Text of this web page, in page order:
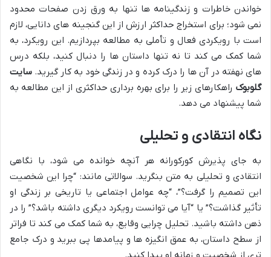
خواندن خاطرات و زندگینامه ها تنها به ورق زدن صفحات محدود
نمی شود؛ برای استخراج حداکثر ارزش از این گنجینه های دانایی، لازم
است با رویکردی فعال و تأملی به مطالعه بپردازیم. این رویکرد، به
شما کمک می کند تا نه تنها داستان ها را دنبال کنید، بلکه درس
های نهفته در آن ها را درک کرده و در زندگی خود به کار گیرید. سایت
گلوبوک راهکارهای زیر را برای بهره برداری حداکثری از این مطالعه به
شما پیشنهاد می دهد.
نگاه انتقادی و تحلیلی
به جای پذیرش کورکورانه هر آنچه خوانده می شود، با نگاهی
انتقادی و تحلیلی به متن بنگرید. سوالاتی مانند: “چرا این شخصیت
این تصمیم را گرفت؟”، “چه عوامل اجتماعی یا تاریخی بر زندگی او
تأثیر گذاشت؟” یا “آیا می توانست رویکرد دیگری داشته باشد؟” را در
ذهن داشته باشید. تحلیل چرایی وقایع، به شما کمک می کند تا فراتر
از سطح داستان، به عمق انگیزه ها و پیامدها پی ببرید و درک جامع